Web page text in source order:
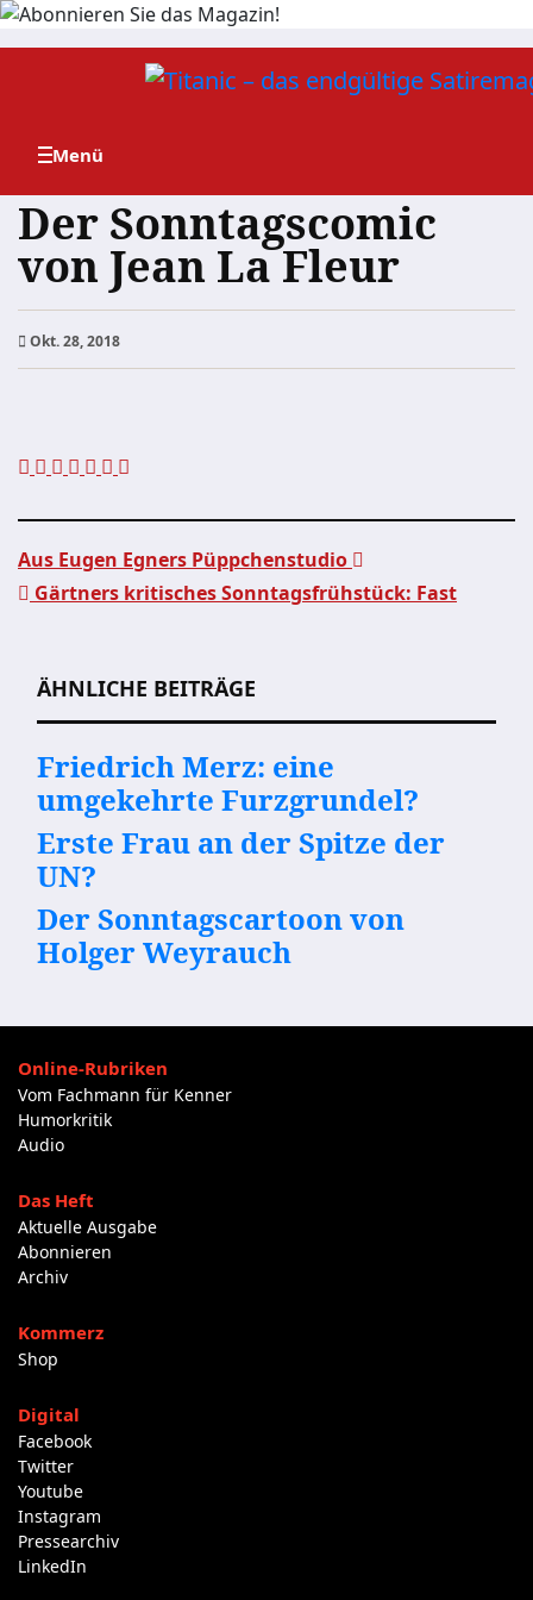
Zum
Der Sonntagscomic
von Jean La Fleur
Okt. 28, 2018
Aus Eugen Egners Püppchenstudio
Gärtners kritisches Sonntagsfrühstück: Fast
ÄHNLICHE BEITRÄGE
Friedrich Merz: eine
umgekehrte Furzgrundel?
Erste Frau an der Spitze der
UN?
Der Sonntagscartoon von
Holger Weyrauch
Online-Rubriken
Vom Fachmann für Kenner
Humorkritik
Audio
Das Heft
Aktuelle Ausgabe
Abonnieren
Archiv
Kommerz
Shop
Digital
Facebook
Twitter
Youtube
Instagram
Pressearchiv
LinkedIn